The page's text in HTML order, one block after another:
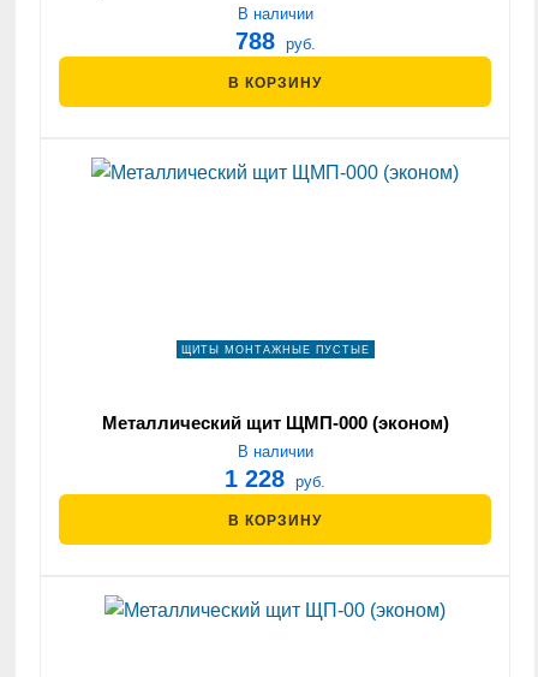
ЩМП-00 IP31 200х155х130
В наличии
788 руб.
В КОРЗИНУ
ЩИТЫ МОНТАЖНЫЕ ПУСТЫЕ
Металлический щит ЩМП-000 (эконом)
В наличии
1 228 руб.
В КОРЗИНУ